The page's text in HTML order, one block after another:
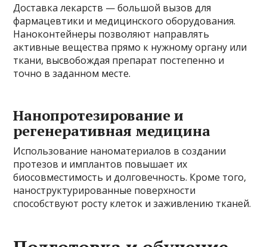
Доставка лекарств — большой вызов для
фармацевтики и медицинского оборудования.
Наноконтейнеры позволяют направлять
активные вещества прямо к нужному органу или
ткани, высвобождая препарат постепенно и
точно в заданном месте.
Нанопротезирование и
регенеративная медицина
Использование наноматериалов в создании
протезов и имплантов повышает их
биосовместимость и долговечность. Кроме того,
наноструктурированные поверхности
способствуют росту клеток и заживлению тканей.